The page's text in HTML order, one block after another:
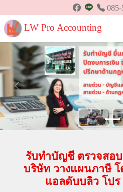
085-
LW Pro Accounting
Previous
รับทำบัญชี ตรวจสอ
บริษัท วางแผนภาษี
แอลดับบลิว โปร